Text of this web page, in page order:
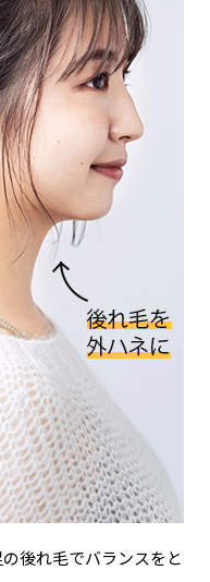
後れ毛でバランスをと